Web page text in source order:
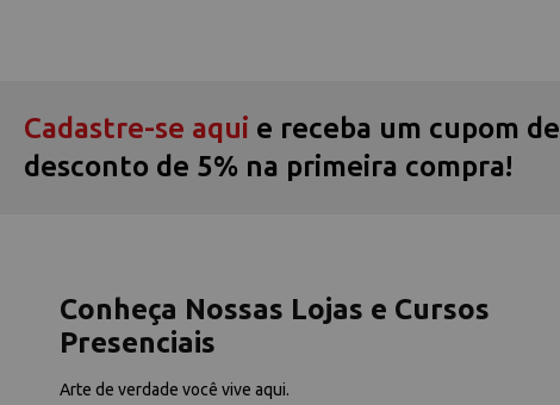
Cadastre-se aqui e receba um cupom de
desconto de 5% na primeira compra!
Conheça Nossas Lojas e Cursos
Presenciais
Arte de verdade você vive aqui.